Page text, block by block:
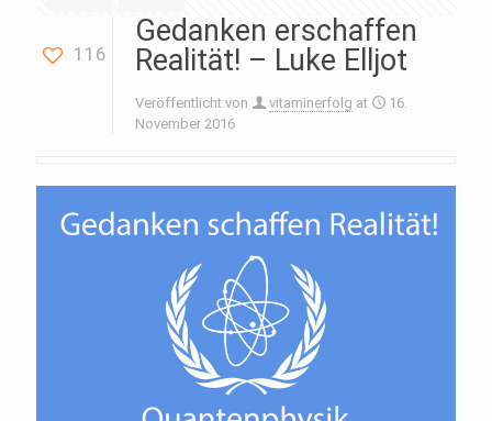
116
Gedanken erschaffen
Realität! – Luke Elljot
Veröffentlicht von vitaminerfolg at
16.
November 2016